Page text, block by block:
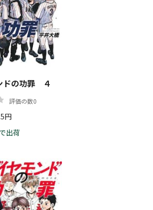
ドの功罪 ４
評価の数0
円
出荷